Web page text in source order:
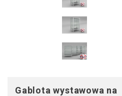
Gablota wystawowa na